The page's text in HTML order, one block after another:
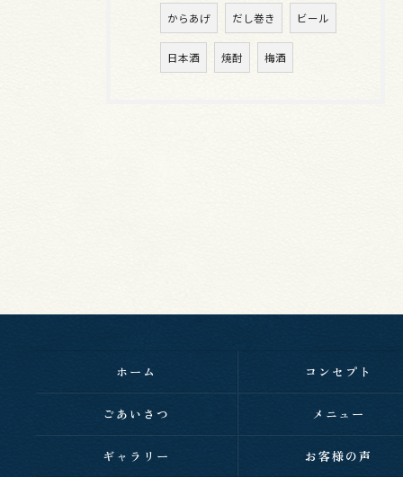
からあげ だし巻き ビール
日本酒 焼酎 梅酒
ホーム コンセプト
ごあいさつ メニュー
ギャラリー お客様の声